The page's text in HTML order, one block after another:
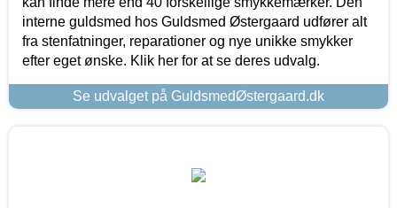
interne guldsmed hos Guldsmed Østergaard udfører alt
fra stenfatninger, reparationer og nye unikke smykker
efter eget ønske. Klik her for at se deres udvalg.
Se udvalget på GuldsmedØstergaard.dk